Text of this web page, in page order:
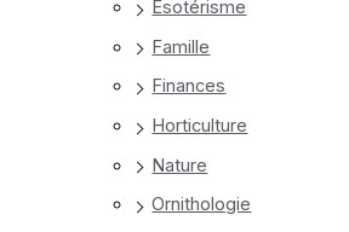
Ésotérisme
Famille
Finances
Horticulture
Nature
Ornithologie